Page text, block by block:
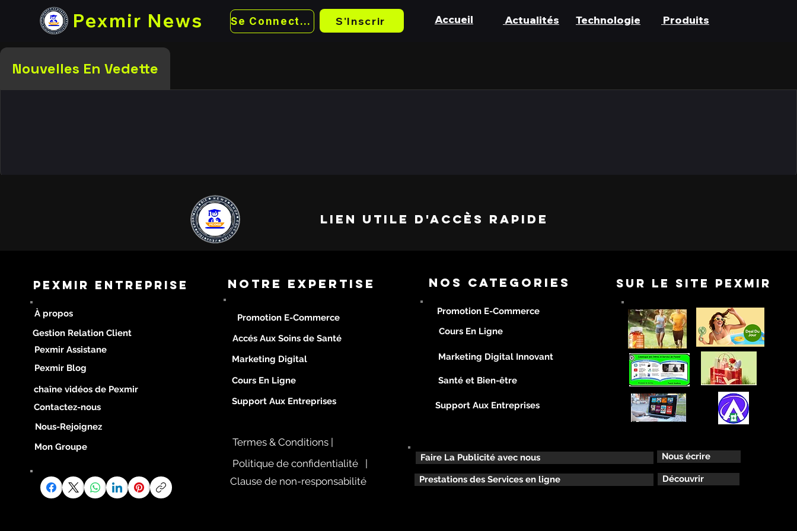
Pexmir News Se Connecter S'Inscrir Accueil Actualités Technologie Produits
Nouvelles En Vedette
lien utile d'accès RAPIDE
PEXMIR ENTREPRISE
À propos
Gestion Relation Client
Pexmir Assistane
Pexmir Blog
Nous-Rejoignez
Contactez-nous
Mon Groupe
chaîne vidéos de Pexmir
NoTRE EXPERTISE
Promotion E-Commerce
Accés Aux Soins de Santé
Marketing Digital
Cours En Ligne
Support Aux Entreprises
Termes & Conditions |
Politique de confidentialité |
Clause de non-responsabilité
nOS CATEGORIES
Promotion E-Commerce
Cours En Ligne
Marketing Digital Innovant
Santé et Bien-être
Support Aux Entreprises
SUR LE SITE PEXMIR
Faire La Publicité avec nous
Prestations des Services en ligne
Nous écrire
Découvrir